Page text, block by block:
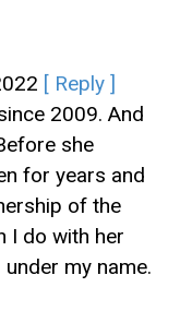
[ Reply ]
2009. And
she
for years and
of the
I do with her
my name.